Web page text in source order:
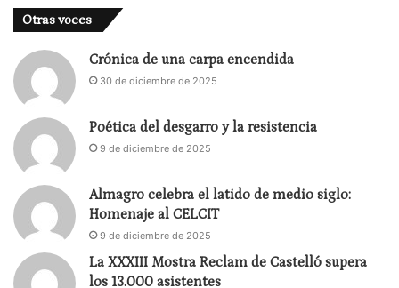
Otras voces
Crónica de una carpa encendida
30 de diciembre de 2025
Poética del desgarro y la resistencia
9 de diciembre de 2025
Almagro celebra el latido de medio siglo:
Homenaje al CELCIT
9 de diciembre de 2025
La XXXIII Mostra Reclam de Castelló supera
los 13.000 asistentes